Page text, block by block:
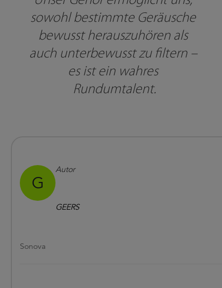
sowohl bestimmte Geräusche
bewusst herauszuhören als
auch unterbewusst zu filtern –
es ist ein wahres
Rundumtalent.
G
Autor
GEERS
Sonova